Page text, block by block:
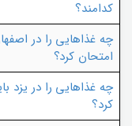
کدامند؟
چه غذاهایی را در
امتحان کرد؟
چه غذاهایی را در یزد
کرد؟